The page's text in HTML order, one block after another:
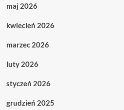
maj 2026
kwiecień 2026
marzec 2026
luty 2026
styczeń 2026
grudzień 2025